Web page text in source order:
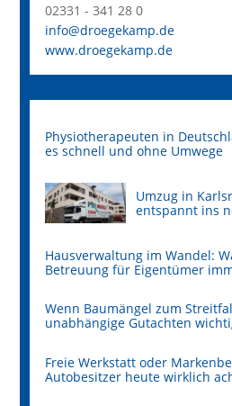
02331 - 341 28 0
info@droegekamp.de
www.droegekamp.de
Physiotherapeuten in
es schnell und ohne Umwege
Umzug in
entspannt ins
Hausverwaltung im Wandel:
Betreuung für Eigentümer
Wenn Baumängel zum
unabhängige Gutachten
Freie Werkstatt oder
Autobesitzer heute wirklich